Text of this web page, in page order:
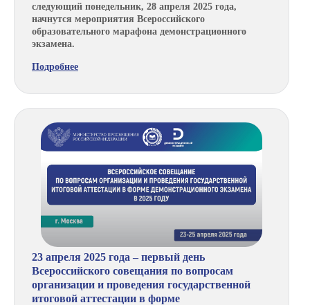
следующий понедельник, 28 апреля 2025 года,
начнутся мероприятия Всероссийского
образовательного марафона демонстрационного
экзамена.
Подробнее
23 апреля 2025 года – первый день
Всероссийского совещания по вопросам
организации и проведения государственной
итоговой аттестации в форме